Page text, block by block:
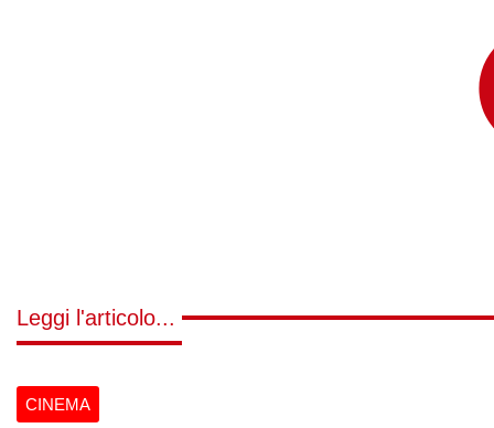
Leggi l'articolo...
CINEMA